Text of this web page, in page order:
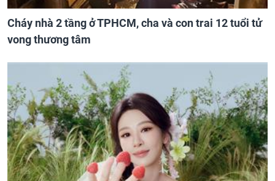
Cháy nhà 2 tầng ở TPHCM, cha và con trai 12 tuổi tử
vong thương tâm